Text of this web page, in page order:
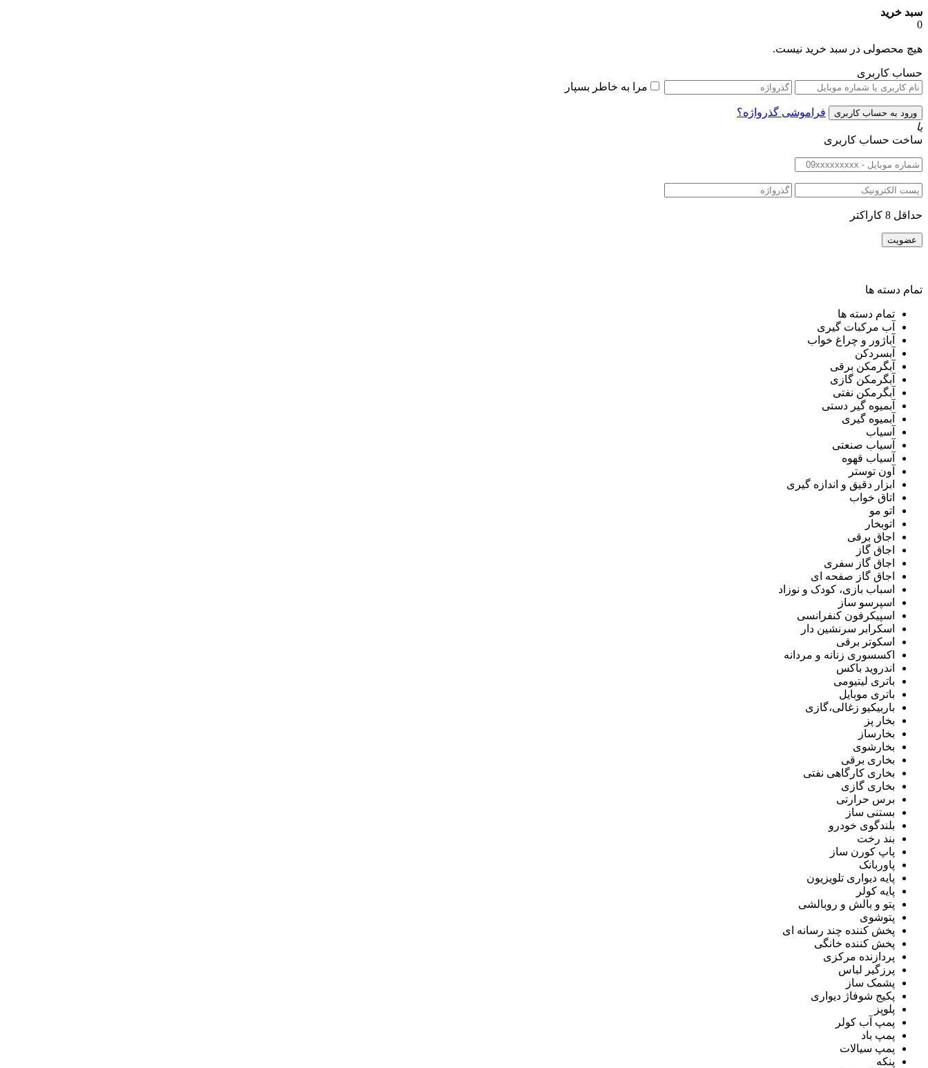
سبد خرید
0
هیچ محصولی در سبد خرید نیست.
حساب کاربری
مرا به خاطر بسپار
فراموشی گذرواژه؟
یا
ساخت حساب کاربری
حداقل 8 کاراکتر
تمام دسته ها
تمام دسته ها
آب مرکبات گیری
آباژور و چراغ خواب
آبسردکن
آبگرمکن برقی
آبگرمکن گازی
آبگرمکن نفتی
آبمیوه گیر دستی
آبمیوه گیری
آسیاب
آسیاب صنعتی
آسیاب قهوه
آون توستر
ابزار دقیق و اندازه گیری
اتاق خواب
اتو مو
اتوبخار
اجاق برقی
اجاق گاز
اجاق گاز سفری
اجاق گاز صفحه ای
اسباب بازی، کودک و نوزاد
اسپرسو ساز
اسپیکرفون کنفرانسی
اسکرابر سرنشین دار
اسکوتر برقی
اکسسوری زنانه و مردانه
اندروید باکس
باتری لیتیومی
باتری موبایل
باربیکیو زغالی،گازی
بخار پز
بخارساز
بخارشوی
بخاری برقی
بخاری کارگاهی نفتی
بخاری گازی
برس حرارتی
بستنی ساز
بلندگوی خودرو
بند رخت
پاپ کورن ساز
پاوربانک
پایه دیواری تلویزیون
پایه کولر
پتو و بالش و روبالشی
پتوشوی
پخش کننده چند رسانه ای
پخش کننده خانگی
پردازنده مرکزی
پرزگیر لباس
پشمک ساز
پکیج شوفاژ دیواری
پلوپز
پمپ آب کولر
پمپ باد
پمپ سیالات
پنکه